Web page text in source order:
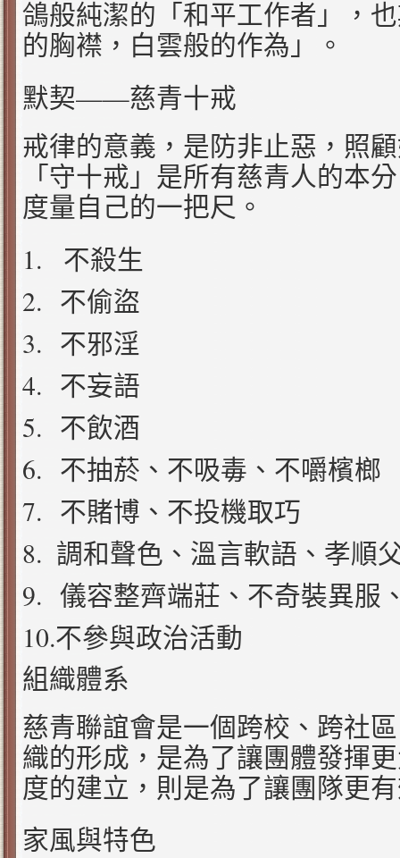
鴿般純潔的「和平工作者」，
的胸襟，白雲般的作為」。
默契——慈青十戒
戒律的意義，是防非止惡，照
「守十戒」是所有慈青人的本
度量自己的一把尺。
1. 不殺生
2. 不偷盜
3. 不邪淫
4. 不妄語
5. 不飲酒
6. 不抽菸、不吸毒、不嚼檳榔
7. 不賭博、不投機取巧
8. 調和聲色、溫言軟語、孝順
9. 儀容整齊端莊、不奇裝異服
10.不參與政治活動
組織體系
慈青聯誼會是一個跨校、跨社
織的形成，是為了讓團體發揮
度的建立，則是為了讓團隊更
家風與特色